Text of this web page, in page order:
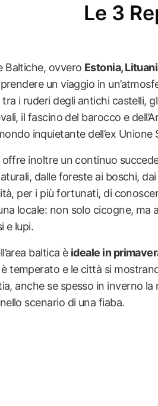
Le 3
Baltiche, ovvero Estonia,
un viaggio in
i ruderi degli antichi castelli,
il fascino del barocco e
inquietante dell’ex Unione
inoltre un continuo
dalle foreste ai boschi, dai
per i più fortunati, di
locale: non solo cicogne, ma
e lupi.
baltica è ideale in
è temperato e le città si
anche se spesso in inverno la
scenario di una fiaba.